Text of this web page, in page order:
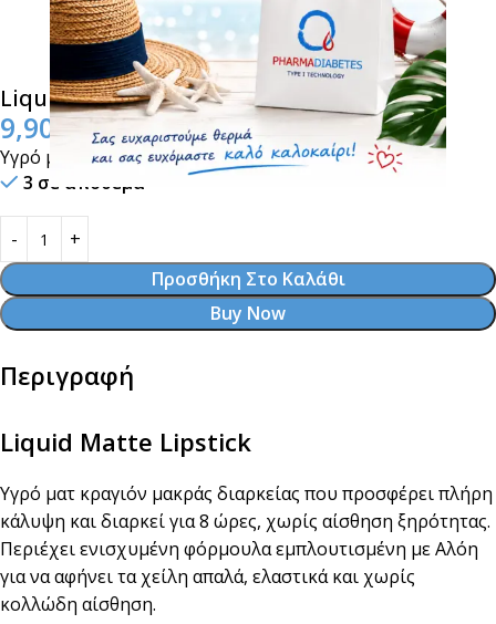
Liquid Matte Lipstick Coral Peach 03
9,90€
Υγρό ματ κραγιόν μακράς διάρκειας
3 σε απόθεμα
Προσθήκη Στο Καλάθι
Buy Now
Περιγραφή
Liquid Matte Lipstick
Υγρό ματ κραγιόν μακράς διαρκείας που προσφέρει πλήρη
κάλυψη και διαρκεί για 8 ώρες, χωρίς αίσθηση ξηρότητας.
Περιέχει ενισχυμένη φόρμουλα εμπλουτισμένη με Αλόη
για να αφήνει τα χείλη απαλά, ελαστικά και χωρίς
κολλώδη αίσθηση.